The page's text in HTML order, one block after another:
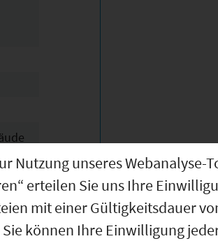
Nutzung unseres Webanalyse-
erteilen Sie uns Ihre
mit einer Gültigkeitsdauer
können Ihre Einwilligung